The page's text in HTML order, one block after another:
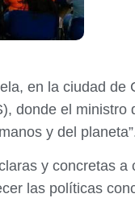
en la ciudad
donde el
y del
y concretas
las políticas